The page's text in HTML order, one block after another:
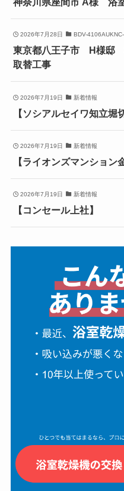
2026年7月28日 BDV-
東京都八王子市 H様邸
取替工事
2026年7月19日 新着情報
【ソシアルセイワ知立堀
2026年7月19日 新着情報
【ライオンズマンション
2026年7月19日 新着情報
【コンセール上社】